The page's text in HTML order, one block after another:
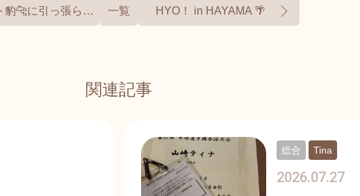
イベント豹🐆に引っ張られて💦 一覧 HYO！ in HAYAMA 🌴
関連記事
2026.07.27
総合 Tina